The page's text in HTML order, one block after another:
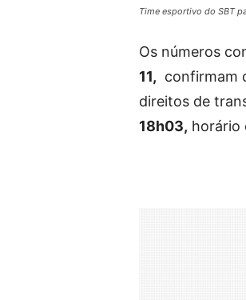
Time esportivo do SBT
Os números
11, confirmam
direitos de
18h03, horário